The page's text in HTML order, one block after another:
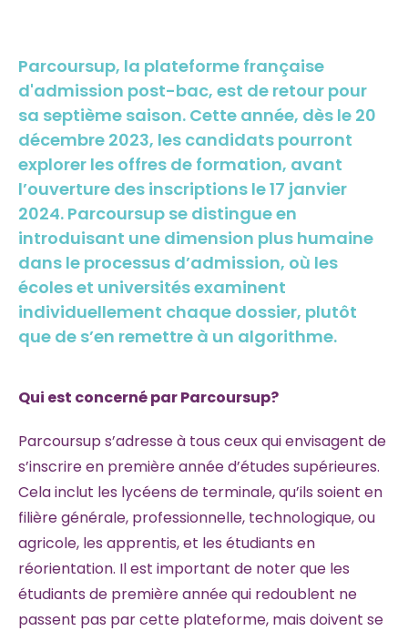
Parcoursup, la plateforme française
d'admission post-bac, est de retour pour
sa septième saison. Cette année, dès le 20
décembre 2023, les candidats pourront
explorer les offres de formation, avant
l’ouverture des inscriptions le 17 janvier
2024. Parcoursup se distingue en
introduisant une dimension plus humaine
dans le processus d’admission, où les
écoles et universités examinent
individuellement chaque dossier, plutôt
que de s’en remettre à un algorithme.
Qui est concerné par Parcoursup?
Parcoursup s’adresse à tous ceux qui envisagent de
s’inscrire en première année d’études supérieures.
Cela inclut les lycéens de terminale, qu’ils soient en
filière générale, professionnelle, technologique, ou
agricole, les apprentis, et les étudiants en
réorientation. Il est important de noter que les
étudiants de première année qui redoublent ne
passent pas par cette plateforme, mais doivent se